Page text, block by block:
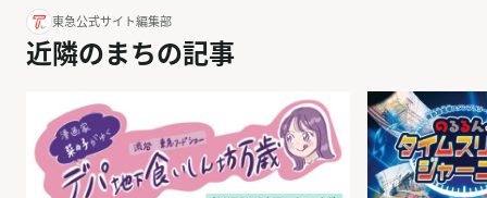
東急公式サイト編集部
近隣のまちの記事